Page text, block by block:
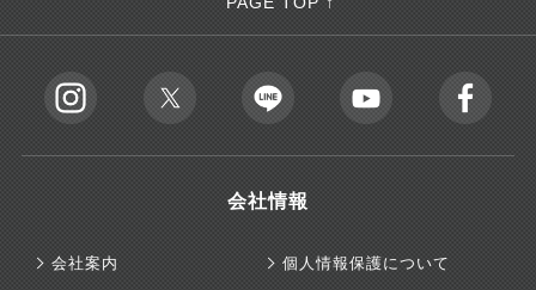
会社情報
会社案内 個人情報保護について